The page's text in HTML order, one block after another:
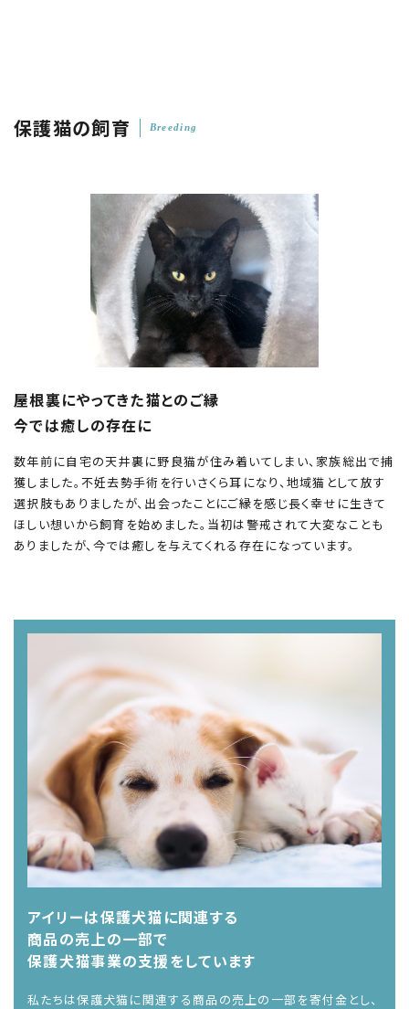
保護猫の飼育 Breeding
屋根裏にやってきた猫とのご縁
今では癒しの存在に
数年前に自宅の天井裏に野良猫が住み着いてしまい、家族総出で捕
獲しました。不妊去勢手術を行いさくら耳になり、地域猫として放す
選択肢もありましたが、出会ったことにご縁を感じ長く幸せに生きて
ほしい想いから飼育を始めました。当初は警戒されて大変なことも
ありましたが、今では癒しを与えてくれる存在になっています。
アイリーは保護犬猫に関連する
商品の売上の一部で
保護犬猫事業の支援をしています
私たちは保護犬猫に関連する商品の売上の一部を寄付金とし、